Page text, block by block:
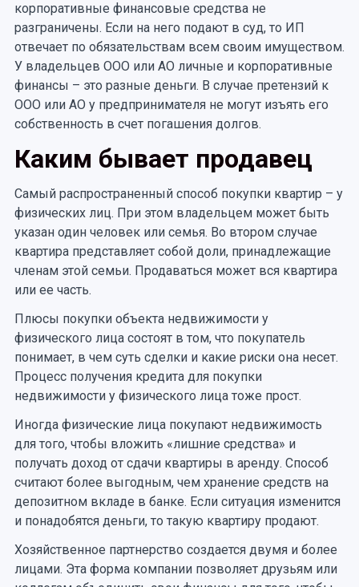
корпоративные финансовые средства не
разграничены. Если на него подают в суд, то ИП
отвечает по обязательствам всем своим имуществом.
У владельцев ООО или АО личные и корпоративные
финансы – это разные деньги. В случае претензий к
ООО или АО у предпринимателя не могут изъять его
собственность в счет погашения долгов.
Каким бывает продавец
Самый распространенный способ покупки квартир – у
физических лиц. При этом владельцем может быть
указан один человек или семья. Во втором случае
квартира представляет собой доли, принадлежащие
членам этой семьи. Продаваться может вся квартира
или ее часть.
Плюсы покупки объекта недвижимости у
физического лица состоят в том, что покупатель
понимает, в чем суть сделки и какие риски она несет.
Процесс получения кредита для покупки
недвижимости у физического лица тоже прост.
Иногда физические лица покупают недвижимость
для того, чтобы вложить «лишние средства» и
получать доход от сдачи квартиры в аренду. Способ
считают более выгодным, чем хранение средств на
депозитном вкладе в банке. Если ситуация изменится
и понадобятся деньги, то такую квартиру продают.
Хозяйственное партнерство создается двумя и более
лицами. Эта форма компании позволяет друзьям или